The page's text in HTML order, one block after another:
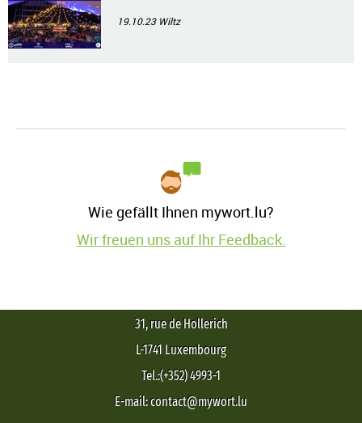
19.10.23 Wiltz
Wie gefällt Ihnen mywort.lu?
Wir freuen uns auf Ihr Feedback.
31, rue de Hollerich
L-1741 Luxembourg
Tel.:(+352) 4993-1
E-mail: contact@mywort.lu